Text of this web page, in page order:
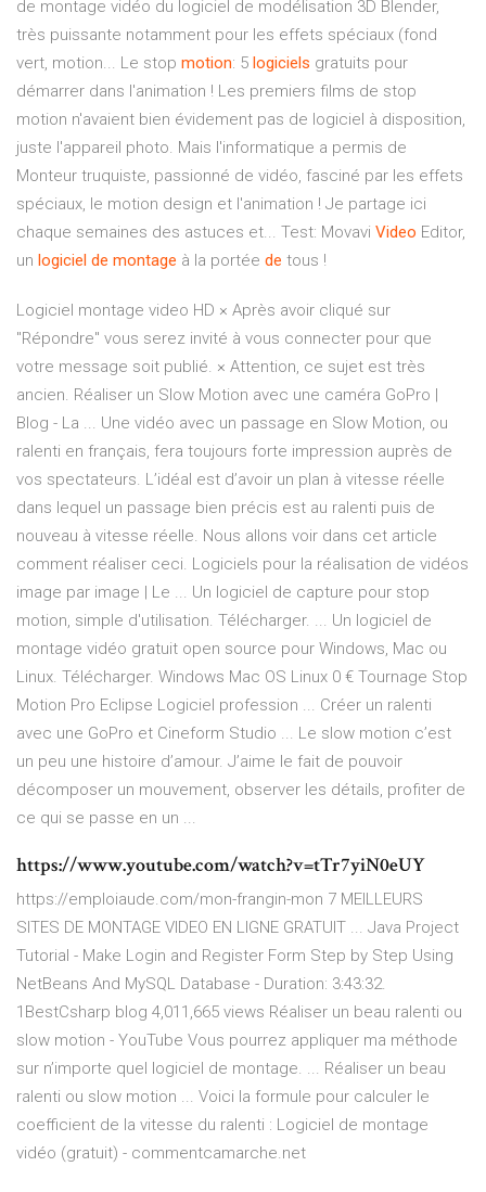
de montage vidéo du logiciel de modélisation 3D Blender,
très puissante notamment pour les effets spéciaux (fond
vert, motion... Le stop motion: 5 logiciels gratuits pour
démarrer dans l'animation ! Les premiers films de stop
motion n'avaient bien évidement pas de logiciel à disposition,
juste l'appareil photo. Mais l'informatique a permis de
Monteur truquiste, passionné de vidéo, fasciné par les effets
spéciaux, le motion design et l'animation ! Je partage ici
chaque semaines des astuces et... Test: Movavi Video Editor,
un logiciel de montage à la portée de tous !
Logiciel montage video HD × Après avoir cliqué sur
"Répondre" vous serez invité à vous connecter pour que
votre message soit publié. × Attention, ce sujet est très
ancien. Réaliser un Slow Motion avec une caméra GoPro |
Blog - La ... Une vidéo avec un passage en Slow Motion, ou
ralenti en français, fera toujours forte impression auprès de
vos spectateurs. L’idéal est d’avoir un plan à vitesse réelle
dans lequel un passage bien précis est au ralenti puis de
nouveau à vitesse réelle. Nous allons voir dans cet article
comment réaliser ceci. Logiciels pour la réalisation de vidéos
image par image | Le ... Un logiciel de capture pour stop
motion, simple d'utilisation. Télécharger. ... Un logiciel de
montage vidéo gratuit open source pour Windows, Mac ou
Linux. Télécharger. Windows Mac OS Linux 0 € Tournage Stop
Motion Pro Eclipse Logiciel profession ... Créer un ralenti
avec une GoPro et Cineform Studio ... Le slow motion c’est
un peu une histoire d’amour. J’aime le fait de pouvoir
décomposer un mouvement, observer les détails, profiter de
ce qui se passe en un ...
https://www.youtube.com/watch?v=tTr7yiN0eUY
https://emploiaude.com/mon-frangin-mon 7 MEILLEURS
SITES DE MONTAGE VIDEO EN LIGNE GRATUIT ... Java Project
Tutorial - Make Login and Register Form Step by Step Using
NetBeans And MySQL Database - Duration: 3:43:32.
1BestCsharp blog 4,011,665 views Réaliser un beau ralenti ou
slow motion - YouTube Vous pourrez appliquer ma méthode
sur n’importe quel logiciel de montage. ... Réaliser un beau
ralenti ou slow motion ... Voici la formule pour calculer le
coefficient de la vitesse du ralenti : Logiciel de montage
vidéo (gratuit) - commentcamarche.net